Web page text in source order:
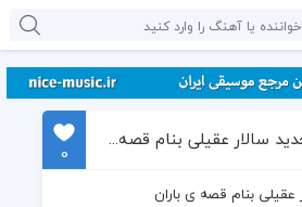
دانلود آلبوم جدید سالار عقیلی بنام قصه ی باران
0
عقیلی بنام قصه ی باران